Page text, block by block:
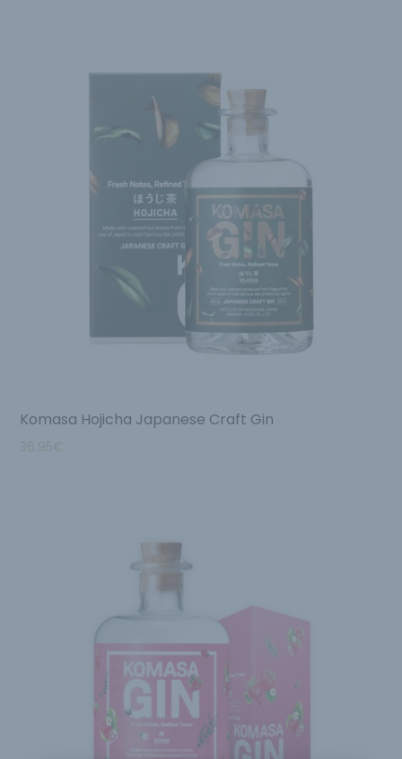
Komasa Hojicha Japanese Craft Gin
36.95€